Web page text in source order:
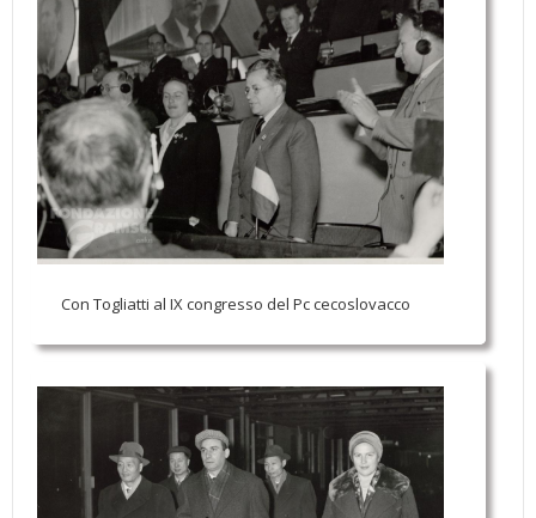
Con Togliatti al IX congresso del Pc cecoslovacco